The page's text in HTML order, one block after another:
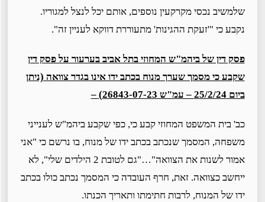
שלמשיב נכסי מקרקעין נוספים, אותם יכל לנצל למגוריו.
נקבע כי "'זעקת ההגינות' מתעוררת דווקא לעניין זה".
פסק דין של ביהמ"ש המחוזי בתל אביב בערעור על פסק דין
שקבע כי מסמך שערך מנוח בכתב ידו אינו בגדר צוואה (ניתן
ביום 25/2/24 – עמ"ש 26843-07-23) –
כב' בית המשפט המחוזי קבע כי, כפי שקבע ביהמ"ש לענייני
משפחה, המסמך שנכתב בכתב ידו של מנוח, בו נרשם כי "אני
אמור לשנות את הצוואה"…"גם לטובת 2 הילדים שלי", לא
ייחשב כצוואה. זאת, חרף העובדה כי המסמך נכתב כולו בכתב
ידו של המנוח, לרבות חתימתו ותאריך הכנתו.